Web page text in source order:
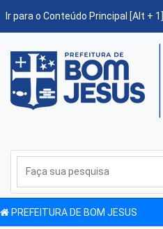
Ir para o Conteúdo Principal [Alt + 1]
PREFEITURA DE BOM JESUS